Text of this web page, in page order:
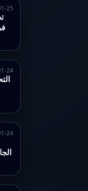
25
24
24